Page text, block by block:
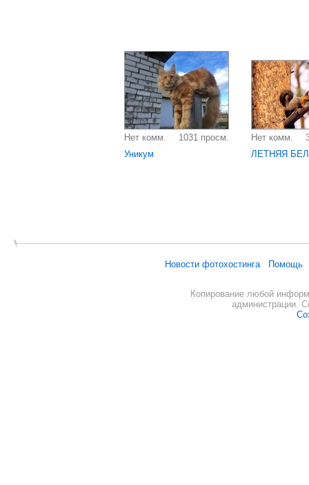
Нет комм.
1031 просм.
Уникум
Нет комм.
ЛЕТНЯЯ
Новости фотохостинга Помощь
Копирование любой
администрации.